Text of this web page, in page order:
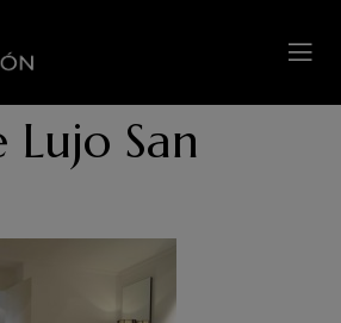
Lujo San